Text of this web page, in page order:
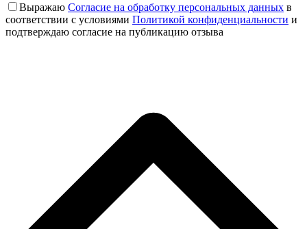
Выражаю Согласие на обработку персональных данных в
соответствии с условиями Политикой конфиденциальности и
подтверждаю согласие на публикацию отзыва